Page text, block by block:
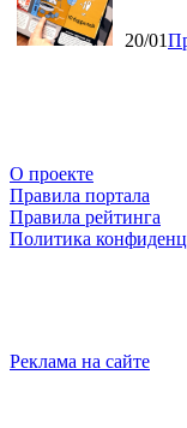
20/01
О проекте
Правила портала
Правила рейтинга
Политика
Реклама на сайте